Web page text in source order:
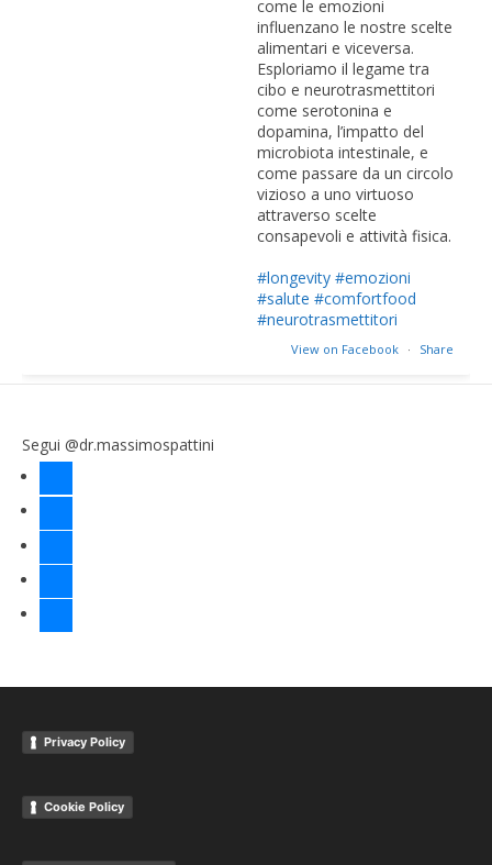
come le emozioni
influenzano le nostre scelte
alimentari e viceversa.
Esploriamo il legame tra
cibo e neurotrasmettitori
come serotonina e
dopamina, l’impatto del
microbiota intestinale, e
come passare da un circolo
vizioso a uno virtuoso
attraverso scelte
consapevoli e attività fisica.
#longevity #emozioni
#salute #comfortfood
#neurotrasmettitori
View on Facebook · Share
Segui @dr.massimospattini
Privacy Policy
Cookie Policy